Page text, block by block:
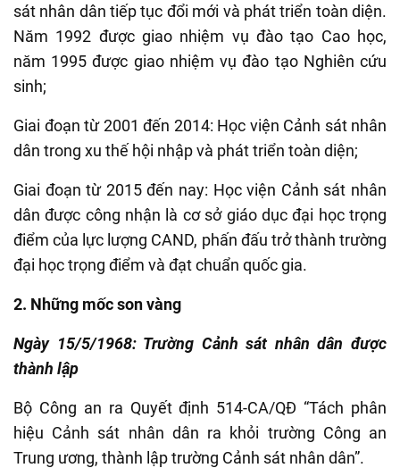
sát nhân dân tiếp tục đổi mới và phát triển toàn diện.
Năm 1992 được giao nhiệm vụ đào tạo Cao học,
năm 1995 được giao nhiệm vụ đào tạo Nghiên cứu
sinh;
Giai đoạn từ 2001 đến 2014: Học viện Cảnh sát nhân
dân trong xu thế hội nhập và phát triển toàn diện;
Giai đoạn từ 2015 đến nay: Học viện Cảnh sát nhân
dân được công nhận là cơ sở giáo dục đại học trọng
điểm của lực lượng CAND, phấn đấu trở thành trường
đại học trọng điểm và đạt chuẩn quốc gia.
2. Những mốc son vàng
Ngày 15/5/1968: Trường Cảnh sát nhân dân được
thành lập
Bộ Công an ra Quyết định 514-CA/QĐ “Tách phân
hiệu Cảnh sát nhân dân ra khỏi trường Công an
Trung ương, thành lập trường Cảnh sát nhân dân”.